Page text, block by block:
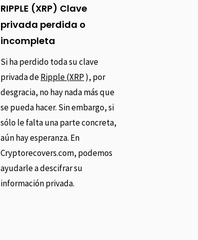
RIPPLE (XRP) Clave
privada perdida o
incompleta
Si ha perdido toda su clave
privada deRipple (XRP), por
desgracia, no hay nada más que
se pueda hacer. Sin embargo, si
sólo le falta una parte concreta,
aún hay esperanza. En
Cryptorecovers.com, podemos
ayudarle a descifrar su
información privada.